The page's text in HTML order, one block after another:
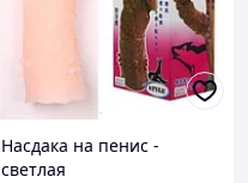
Насдака на пенис -
светлая